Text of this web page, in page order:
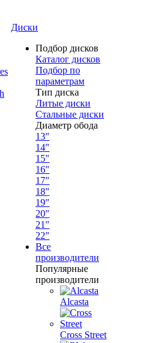
Диски
Подбор дисков
Каталог дисков
Подбор по
параметрам
Тип диска
Литые диски
Стальные диски
Диаметр обода
13"
14"
15"
16"
17"
18"
19"
20"
21"
22"
Все
производители
Популярные
производители
Alcasta
Cross Street